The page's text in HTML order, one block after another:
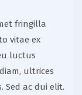
fringilla
vitae ex
luctus
ultrices
Sed ac dui elit.